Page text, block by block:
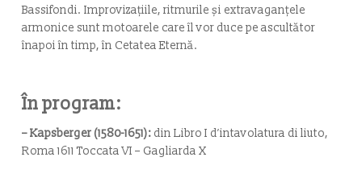
Bassifondi. Improvizațiile, ritmurile și extravaganțele
armonice sunt motoarele care îl vor duce pe ascultător
înapoi în timp, în Cetatea Eternă.
În program:
– Kapsberger (1580-1651):din Libro I d’intavolatura di liuto,
Roma 1611 Toccata VI – Gagliarda X